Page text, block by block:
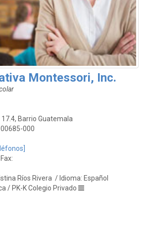
Montessori, Inc.
Barrio Guatemala
000
Ríos Rivera / Idioma: Español
/ PK-K Colegio Privado